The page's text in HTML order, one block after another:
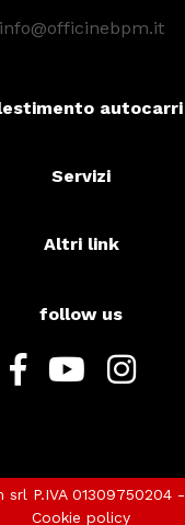
info@officinebpm.it
autocarri
Servizi
Altri link
follow us
P.IVA 01309750204 -
Cookie policy